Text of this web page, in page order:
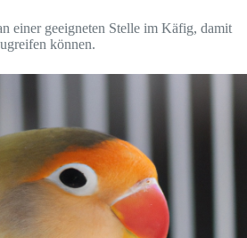
einer geeigneten Stelle im Käfig, damit
können.